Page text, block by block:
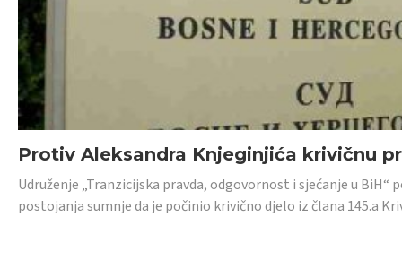
Protiv Aleksandra Knjeginjića krivičnu
Udruženje „Tranzicijska pravda, odgovornost i sjećanje u
postojanja sumnje da je počinio krivično djelo iz člana 145.a